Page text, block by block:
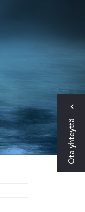
Ota yhteyttä